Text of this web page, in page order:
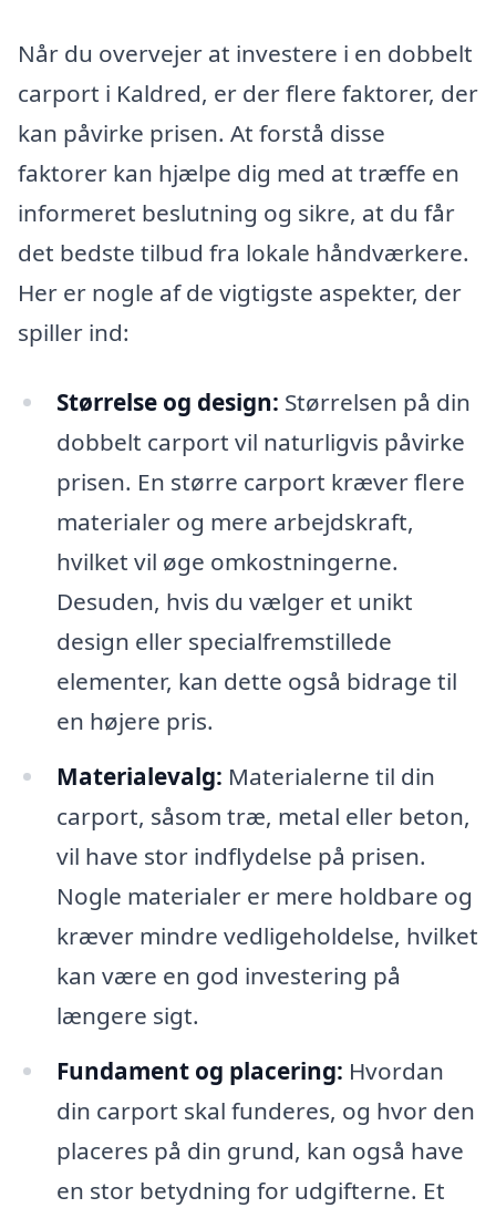
Når du overvejer at investere i en dobbelt
carport i Kaldred, er der flere faktorer, der
kan påvirke prisen. At forstå disse
faktorer kan hjælpe dig med at træffe en
informeret beslutning og sikre, at du får
det bedste tilbud fra lokale håndværkere.
Her er nogle af de vigtigste aspekter, der
spiller ind:
Størrelse og design: Størrelsen på din
dobbelt carport vil naturligvis påvirke
prisen. En større carport kræver flere
materialer og mere arbejdskraft,
hvilket vil øge omkostningerne.
Desuden, hvis du vælger et unikt
design eller specialfremstillede
elementer, kan dette også bidrage til
en højere pris.
Materialevalg: Materialerne til din
carport, såsom træ, metal eller beton,
vil have stor indflydelse på prisen.
Nogle materialer er mere holdbare og
kræver mindre vedligeholdelse, hvilket
kan være en god investering på
længere sigt.
Fundament og placering: Hvordan
din carport skal funderes, og hvor den
placeres på din grund, kan også have
en stor betydning for udgifterne. Et